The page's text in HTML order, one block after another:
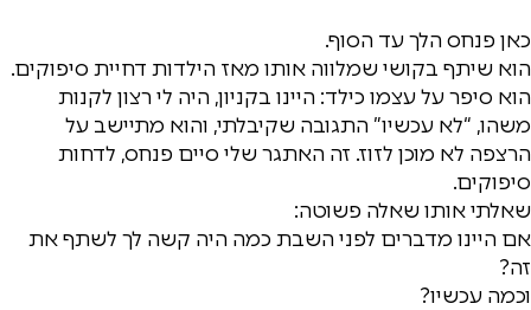
כאן פנחס הלך עד הסוף.
הוא שיתף בקושי שמלווה אותו מאז הילדות דחיית סיפוקים.
הוא סיפר על עצמו כילד: היינו בקניון, היה לי רצון לקנות
משהו, “לא עכשיו” התגובה שקיבלתי, והוא מתיישב על
הרצפה לא מוכן לזוז. זה האתגר שלי סיים פנחס, לדחות
סיפוקים.
שאלתי אותו שאלה פשוטה:
אם היינו מדברים לפני השבת כמה היה קשה לך לשתף את
זה?
וכמה עכשיו?